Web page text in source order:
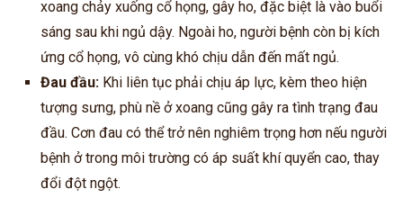
xoang chảy xuống cổ họng, gây ho, đặc biệt là vào buổi
sáng sau khi ngủ dậy. Ngoài ho, người bệnh còn bị kích
ứng cổ họng, vô cùng khó chịu dẫn đến mất ngủ.
Đau đầu: Khi liên tục phải chịu áp lực, kèm theo hiện
tượng sưng, phù nề ở xoang cũng gây ra tình trạng đau
đầu. Cơn đau có thể trở nên nghiêm trọng hơn nếu người
bệnh ở trong môi trường có áp suất khí quyển cao, thay
đổi đột ngột.